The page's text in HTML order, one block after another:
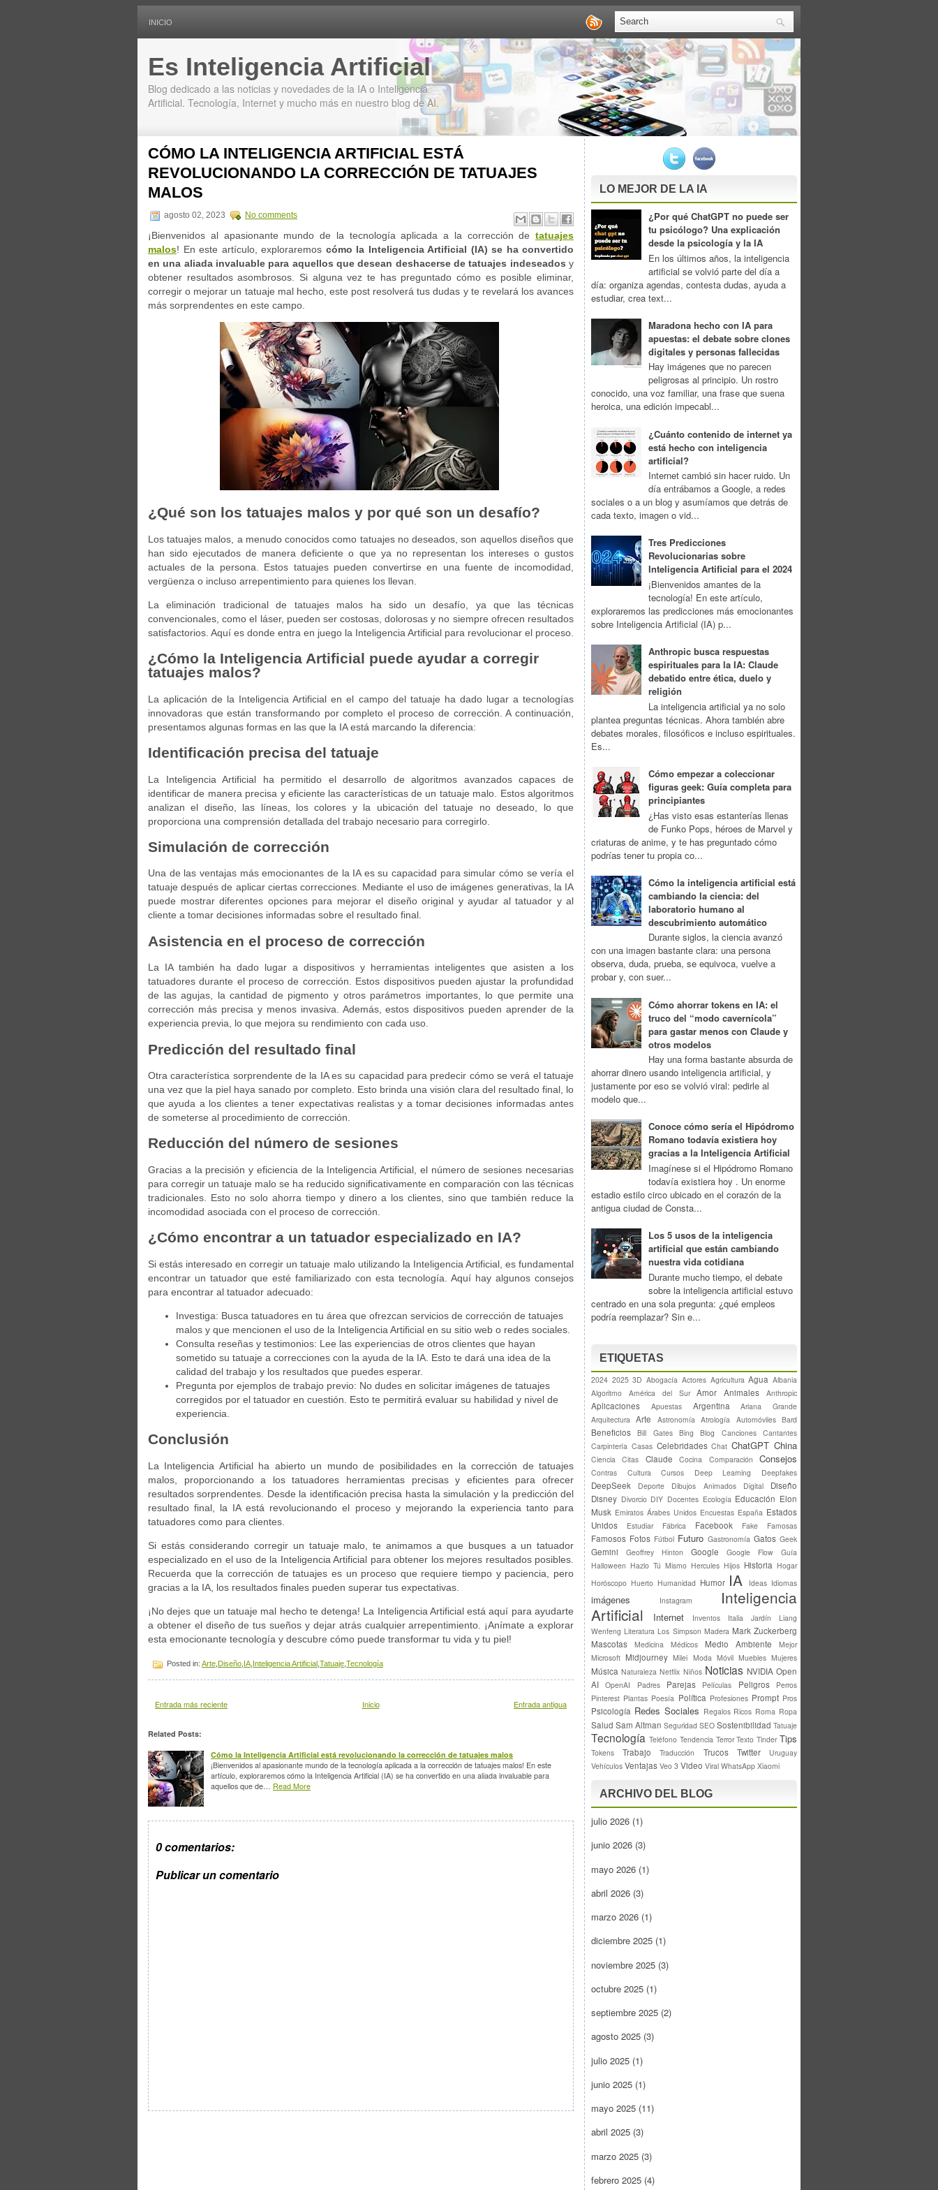
INICIO
Es Inteligencia Artificial
Blog dedicado a las noticias y novedades de la IA o Inteligencia
Artificial. Tecnología, Internet y mucho más en nuestro blog de AI.
CÓMO LA INTELIGENCIA ARTIFICIAL ESTÁ
REVOLUCIONANDO LA CORRECCIÓN DE TATUAJES
MALOS
agosto 02, 2023 No comments
¡Bienvenidos al apasionante mundo de la tecnología aplicada a la corrección de tatuajes
malos! En este artículo, exploraremos cómo la Inteligencia Artificial (IA) se ha convertido
en una aliada invaluable para aquellos que desean deshacerse de tatuajes indeseados y
obtener resultados asombrosos. Si alguna vez te has preguntado cómo es posible eliminar,
corregir o mejorar un tatuaje mal hecho, este post resolverá tus dudas y te revelará los avances
más sorprendentes en este campo.
¿Qué son los tatuajes malos y por qué son un desafío?
Los tatuajes malos, a menudo conocidos como tatuajes no deseados, son aquellos diseños que
han sido ejecutados de manera deficiente o que ya no representan los intereses o gustos
actuales de la persona. Estos tatuajes pueden convertirse en una fuente de incomodidad,
vergüenza o incluso arrepentimiento para quienes los llevan.
La eliminación tradicional de tatuajes malos ha sido un desafío, ya que las técnicas
convencionales, como el láser, pueden ser costosas, dolorosas y no siempre ofrecen resultados
satisfactorios. Aquí es donde entra en juego la Inteligencia Artificial para revolucionar el proceso.
¿Cómo la Inteligencia Artificial puede ayudar a corregir
tatuajes malos?
La aplicación de la Inteligencia Artificial en el campo del tatuaje ha dado lugar a tecnologías
innovadoras que están transformando por completo el proceso de corrección. A continuación,
presentamos algunas formas en las que la IA está marcando la diferencia:
Identificación precisa del tatuaje
La Inteligencia Artificial ha permitido el desarrollo de algoritmos avanzados capaces de
identificar de manera precisa y eficiente las características de un tatuaje malo. Estos algoritmos
analizan el diseño, las líneas, los colores y la ubicación del tatuaje no deseado, lo que
proporciona una comprensión detallada del trabajo necesario para corregirlo.
Simulación de corrección
Una de las ventajas más emocionantes de la IA es su capacidad para simular cómo se vería el
tatuaje después de aplicar ciertas correcciones. Mediante el uso de imágenes generativas, la IA
puede mostrar diferentes opciones para mejorar el diseño original y ayudar al tatuador y al
cliente a tomar decisiones informadas sobre el resultado final.
Asistencia en el proceso de corrección
La IA también ha dado lugar a dispositivos y herramientas inteligentes que asisten a los
tatuadores durante el proceso de corrección. Estos dispositivos pueden ajustar la profundidad
de las agujas, la cantidad de pigmento y otros parámetros importantes, lo que permite una
corrección más precisa y menos invasiva. Además, estos dispositivos pueden aprender de la
experiencia previa, lo que mejora su rendimiento con cada uso.
Predicción del resultado final
Otra característica sorprendente de la IA es su capacidad para predecir cómo se verá el tatuaje
una vez que la piel haya sanado por completo. Esto brinda una visión clara del resultado final, lo
que ayuda a los clientes a tener expectativas realistas y a tomar decisiones informadas antes
de someterse al procedimiento de corrección.
Reducción del número de sesiones
Gracias a la precisión y eficiencia de la Inteligencia Artificial, el número de sesiones necesarias
para corregir un tatuaje malo se ha reducido significativamente en comparación con las técnicas
tradicionales. Esto no solo ahorra tiempo y dinero a los clientes, sino que también reduce la
incomodidad asociada con el proceso de corrección.
¿Cómo encontrar a un tatuador especializado en IA?
Si estás interesado en corregir un tatuaje malo utilizando la Inteligencia Artificial, es fundamental
encontrar un tatuador que esté familiarizado con esta tecnología. Aquí hay algunos consejos
para encontrar al tatuador adecuado:
Investiga: Busca tatuadores en tu área que ofrezcan servicios de corrección de tatuajes
malos y que mencionen el uso de la Inteligencia Artificial en su sitio web o redes sociales.
Consulta reseñas y testimonios: Lee las experiencias de otros clientes que hayan
sometido su tatuaje a correcciones con la ayuda de la IA. Esto te dará una idea de la
calidad del trabajo y los resultados que puedes esperar.
Pregunta por ejemplos de trabajo previo: No dudes en solicitar imágenes de tatuajes
corregidos por el tatuador en cuestión. Esto te permitirá evaluar su habilidad y nivel de
experiencia.
Conclusión
La Inteligencia Artificial ha abierto un mundo de posibilidades en la corrección de tatuajes
malos, proporcionando a los tatuadores herramientas precisas y eficientes para ofrecer
resultados sorprendentes. Desde la identificación precisa hasta la simulación y la predicción del
resultado final, la IA está revolucionando el proceso y mejorando la experiencia tanto para
tatuadores como para clientes.
Si estás considerando corregir un tatuaje malo, te animamos a que busques a un tatuador
especializado en el uso de la Inteligencia Artificial para obtener los mejores resultados posibles.
Recuerda que la corrección de tatuajes es un proceso que requiere tiempo y paciencia, pero
gracias a la IA, los resultados finales pueden superar tus expectativas.
¡No dejes que un tatuaje mal hecho te detenga! La Inteligencia Artificial está aquí para ayudarte
a obtener el diseño de tus sueños y dejar atrás cualquier arrepentimiento. ¡Anímate a explorar
esta emocionante tecnología y descubre cómo puede transformar tu vida y tu piel!
Posted in: Arte Diseño IA Inteligencia Artificial Tatuaje Tecnología
Entrada más reciente Entrada antigua
Inicio
Related Posts:
Cómo la Inteligencia Artificial está revolucionando la corrección de tatuajes malos
¡Bienvenidos al apasionante mundo de la tecnología aplicada a la corrección de tatuajes malos! En este
artículo, exploraremos cómo la Inteligencia Artificial (IA) se ha convertido en una aliada invaluable para
aquellos que de…
Read More
0 comentarios:
Publicar un comentario
LO MEJOR DE LA IA
¿Por qué ChatGPT no puede ser
tu psicólogo? Una explicación
desde la psicología y la IA
En los últimos años, la inteligencia
artificial se volvió parte del día a
día: organiza agendas, contesta dudas, ayuda a
estudiar, crea text...
Maradona hecho con IA para
apuestas: el debate sobre clones
digitales y personas fallecidas
Hay imágenes que no parecen
peligrosas al principio. Un rostro
conocido, una voz familiar, una frase que suena
heroica, una edición impecabl...
¿Cuánto contenido de internet ya
está hecho con inteligencia
artificial?
Internet cambió sin hacer ruido. Un
día entrábamos a Google, a redes
sociales o a un blog y asumíamos que detrás de
cada texto, imagen o vid...
Tres Predicciones
Revolucionarias sobre
Inteligencia Artificial para el 2024
¡Bienvenidos amantes de la
tecnología! En este artículo,
exploraremos las predicciones más emocionantes
sobre Inteligencia Artificial (IA) p...
Anthropic busca respuestas
espirituales para la IA: Claude
debatido entre ética, duelo y
religión
La inteligencia artificial ya no solo
plantea preguntas técnicas. Ahora también abre
debates morales, filosóficos e incluso espirituales.
Es...
Cómo empezar a coleccionar
figuras geek: Guía completa para
principiantes
¿Has visto esas estanterías llenas
de Funko Pops, héroes de Marvel y
criaturas de anime, y te has preguntado cómo
podrías tener tu propia co...
Cómo la inteligencia artificial está
cambiando la ciencia: del
laboratorio humano al
descubrimiento automático
Durante siglos, la ciencia avanzó
con una imagen bastante clara: una persona
observa, duda, prueba, se equivoca, vuelve a
probar y, con suer...
Cómo ahorrar tokens en IA: el
truco del “modo cavernícola”
para gastar menos con Claude y
otros modelos
Hay una forma bastante absurda de
ahorrar dinero usando inteligencia artificial, y
justamente por eso se volvió viral: pedirle al
modelo que...
Conoce cómo sería el Hipódromo
Romano todavía existiera hoy
gracias a la Inteligencia Artificial
Imagínese si el Hipódromo Romano
todavía existiera hoy . Un enorme
estadio estilo circo ubicado en el corazón de la
antigua ciudad de Consta...
Los 5 usos de la inteligencia
artificial que están cambiando
nuestra vida cotidiana
Durante mucho tiempo, el debate
sobre la inteligencia artificial estuvo
centrado en una sola pregunta: ¿qué empleos
podría reemplazar? Sin e...
ETIQUETAS
2024 2025 3D Abogacía Actores Agricultura Agua Albania
Algoritmo
América del Sur Amor Animales Anthropic
Aplicaciones Apuestas Argentina
Ariana Grande
Arquitectura Arte Astronomía Atrología Automóviles Bard
Beneficios Bill Gates Bing Blog Canciones
Cantantes
Carpintería Casas Celebridades Chat ChatGPT China
Ciencia Citas Claude Cocina Comparación Consejos
Contras Cultura Cursos Deep Learning Deepfakes
DeepSeek Deporte Dibujos Animados Digital
Diseño
Disney Divorcio DIY Docentes Ecología Educación Elon
Musk Emiratos Árabes Unidos Encuestas España Estados
Unidos
Estudiar Fábrica Facebook Fake Famosas
Famosos Fotos Fútbol Futuro Gastronomía Gatos Geek
Gemini Geoffrey Hinton Google Google Flow
Guía
Halloween Hazlo Tú Mismo Hercules Hijos Historia Hogar
Horóscopo Huerto Humanidad Humor IA Ideas Idiomas
imágenes Instagram
Inteligencia
Artificial
Internet Inventos Italia Jardín
Liang
Wenfeng Literatura Los Simpson Madera Mark Zuckerberg
Mascotas
Medicina Médicos Medio Ambiente
Mejor
Microsoft Midjourney Milei Moda Móvil Muebles Mujeres
Música Naturaleza Netflix Niños Noticias NVIDIA Open
AI
OpenAI Padres Parejas Películas Peligros
Perros
Pinterest Plantas Poesía Política Profesiones Prompt Pros
Psicología Redes Sociales Regalos Ricos Roma Ropa
Salud Sam Altman Seguridad SEO Sostenibilidad Tatuaje
Tecnología Teléfono Tendencia Terror Texto Tinder Tips
Tokens Trabajo Traducción Trucos Twitter
Uruguay
Vehículos Ventajas Veo 3 Video Viral WhatsApp Xiaomi
ARCHIVO DEL BLOG
julio 2026 (1)
junio 2026 (3)
mayo 2026 (1)
abril 2026 (3)
marzo 2026 (1)
diciembre 2025 (1)
noviembre 2025 (3)
octubre 2025 (1)
septiembre 2025 (2)
agosto 2025 (3)
julio 2025 (1)
junio 2025 (1)
mayo 2025 (11)
abril 2025 (3)
marzo 2025 (3)
febrero 2025 (4)